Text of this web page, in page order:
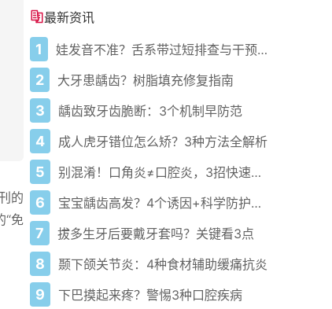
的
“免
最新资讯
1 娃发音不准？舌系带过短排查与干预指南
2 大牙患龋齿？树脂填充修复指南
3 龋齿致牙齿脆断：3个机制早防范
4 成人虎牙错位怎么矫？3种方法全解析
5 别混淆！口角炎≠口腔炎，3招快速区分
6 宝宝龋齿高发？4个诱因+科学防护指南
7 拔多生牙后要戴牙套吗？关键看3点
8 颞下颌关节炎：4种食材辅助缓痛抗炎
9 下巴摸起来疼？警惕3种口腔疾病